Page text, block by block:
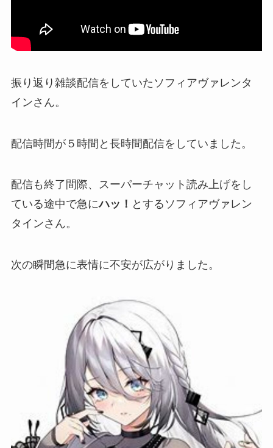
振り返り雑談配信をしていたソフィアヴァレンタ
インさん。
配信時間が５時間と長時間配信をしていました。
配信も終了間際、スーパーチャット読み上げをし
ている途中で急にハッ！ とするソフィアヴァレン
タインさん。
次の瞬間急に表情に不安が広がりました。